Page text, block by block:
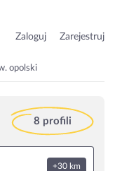
Zaloguj Zarejestruj
opolski
8 profili
+30 km